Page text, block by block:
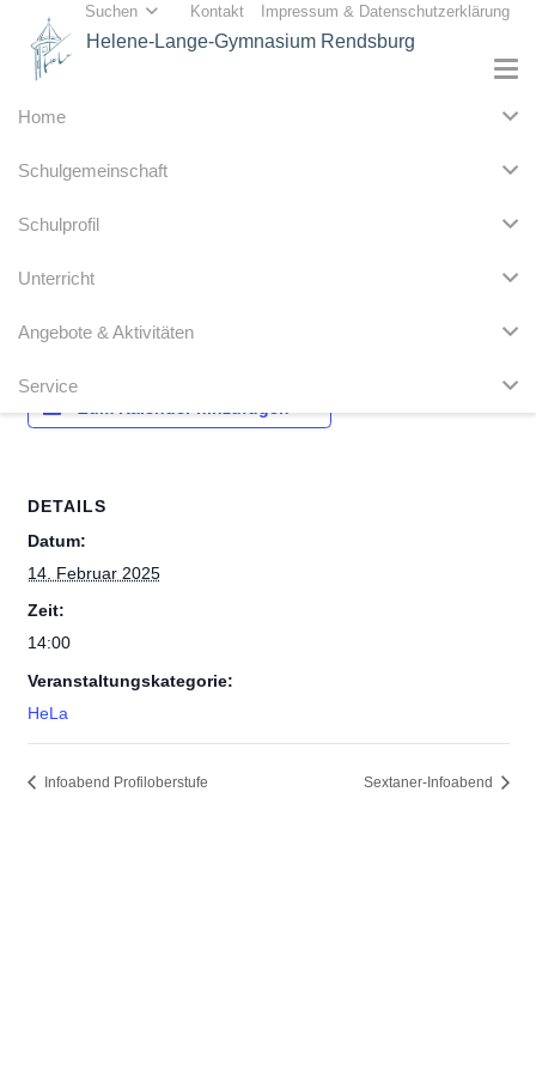
Suchen Kontakt Impressum & Datenschutzerklärung
Helene-Lange-Gymnasium Rendsburg
Home
Schulgemeinschaft
Schulprofil
Unterricht
Angebote & Aktivitäten
Service
Elternsprechtag
DETAILS
Datum:
14. Februar 2025
Zeit:
14:00
Veranstaltungskategorie:
HeLa
Infoabend Profiloberstufe Sextaner-Infoabend